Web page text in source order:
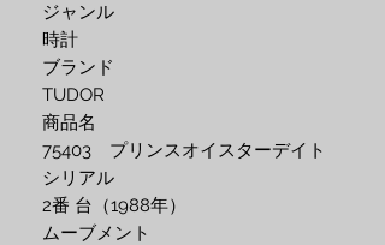
ジャンル
時計
ブランド
TUDOR
商品名
75403 プリンスオイスターデイト
シリアル
2番 台（1988年）
ムーブメント